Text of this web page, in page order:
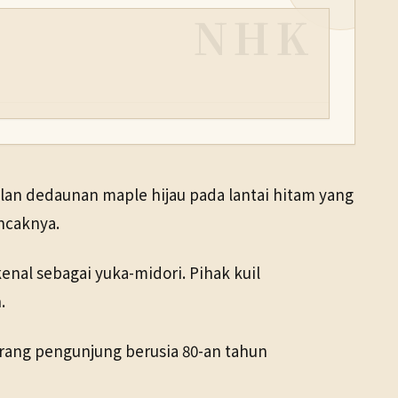
dedaunan maple hijau pada lantai hitam yang
sebagai yuka-midori. Pihak kuil
pengunjung berusia 80-an tahun